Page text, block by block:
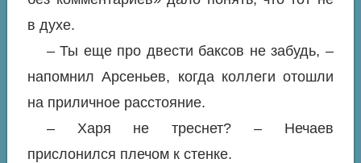
в духе.
– Ты еще про двести баксов не забудь, –
напомнил Арсеньев, когда коллеги отошли
на приличное расстояние.
– Харя не треснет? – Нечаев
прислонился плечом к стенке.